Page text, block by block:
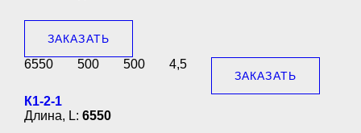
ЗАКАЗАТЬ
6550 500 500 4,5
ЗАКАЗАТЬ
К1-2-1
Длина, L: 6550